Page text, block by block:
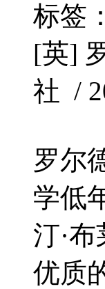
标签
[英]
社 /
罗尔
学低
汀·
优质